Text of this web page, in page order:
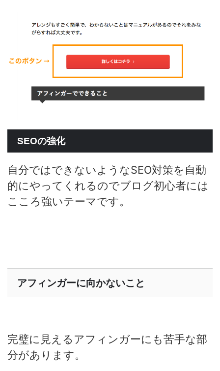
SEOの強化
自分ではできないようなSEO対策を自動
的にやってくれるのでブログ初心者には
こころ強いテーマです。
アフィンガーに向かないこと
完璧に見えるアフィンガーにも苦手な部
分があります。